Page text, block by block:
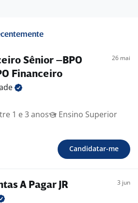
Sênior –BPO
Financeiro
26 mai
1 e 3 anos
Ensino Superior
Candidatar-me
A Pagar JR 3 jun